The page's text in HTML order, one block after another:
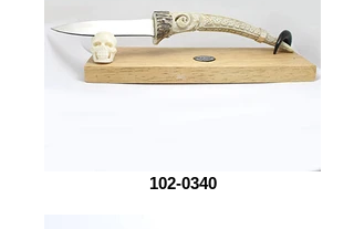
102-0340